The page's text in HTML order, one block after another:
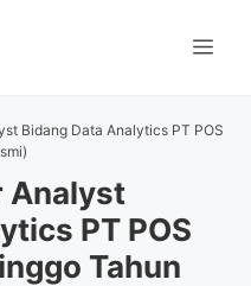
Bidang Data Analytics PT POS
Analyst
PT POS
Tahun